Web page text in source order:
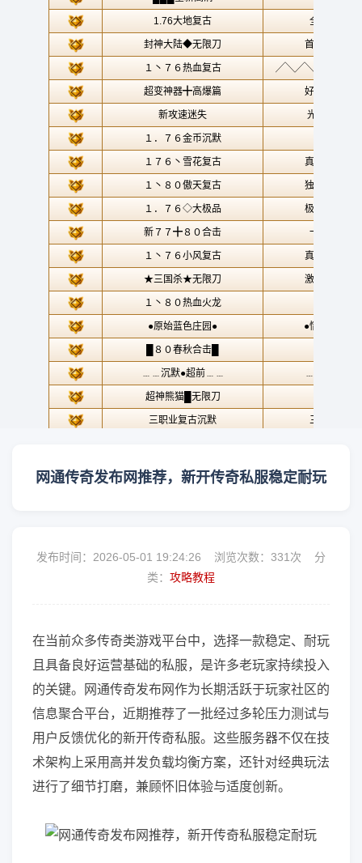
网通传奇发布网推荐，新开传奇私服稳定耐玩
发布时间：2026-05-01 19:24:26 浏览次数： 331次 分
类： 攻略教程
在当前众多传奇类游戏平台中，选择一款稳定、耐玩
且具备良好运营基础的私服，是许多老玩家持续投入
的关键。网通传奇发布网作为长期活跃于玩家社区的
信息聚合平台，近期推荐了一批经过多轮压力测试与
用户反馈优化的新开传奇私服。这些服务器不仅在技
术架构上采用高并发负载均衡方案，还针对经典玩法
进行了细节打磨，兼顾怀旧体验与适度创新。